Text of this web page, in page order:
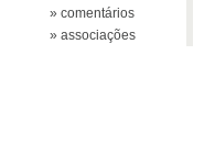
» comentários
» associações